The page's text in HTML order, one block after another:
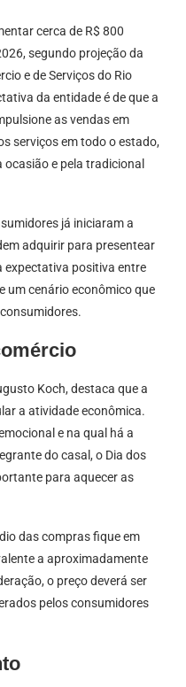
cerca de R$ 800
segundo projeção da
e de Serviços do Rio
da entidade é de que a
as vendas em
serviços em todo o estado,
e pela tradicional
já iniciaram a
adquirir para presentear
expectativa positiva entre
um cenário econômico que
Koch, destaca que a
a atividade econômica.
e na qual há a
do casal, o Dia dos
para aquecer as
das compras fique em
a aproximadamente
o preço deverá ser
pelos consumidores